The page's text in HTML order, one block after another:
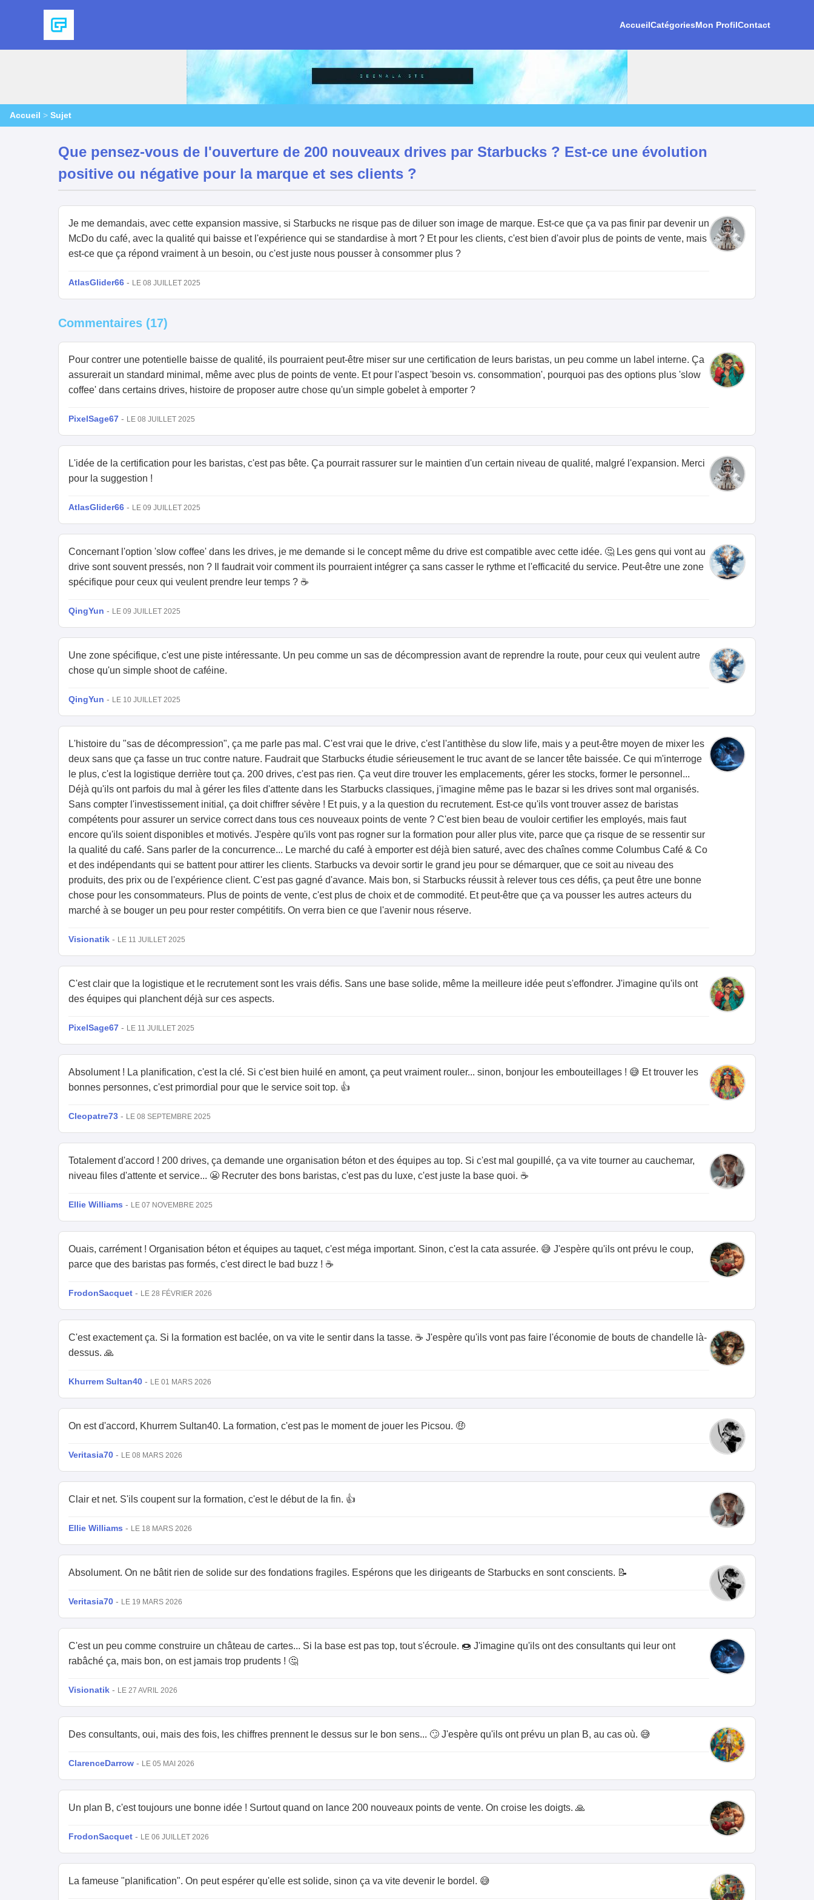
AccueilCatégoriesMon ProfilContact
Accueil > Sujet
Que pensez-vous de l'ouverture de 200 nouveaux drives par Starbucks ? Est-ce une évolution
positive ou négative pour la marque et ses clients ?
Je me demandais, avec cette expansion massive, si Starbucks ne risque pas de diluer son image de marque. Est-ce que ça va pas finir par devenir un
McDo du café, avec la qualité qui baisse et l'expérience qui se standardise à mort ? Et pour les clients, c'est bien d'avoir plus de points de vente, mais
est-ce que ça répond vraiment à un besoin, ou c'est juste nous pousser à consommer plus ?
AtlasGlider66 - LE 08 JUILLET 2025
Commentaires (17)
Pour contrer une potentielle baisse de qualité, ils pourraient peut-être miser sur une certification de leurs baristas, un peu comme un label interne. Ça
assurerait un standard minimal, même avec plus de points de vente. Et pour l'aspect 'besoin vs. consommation', pourquoi pas des options plus 'slow
coffee' dans certains drives, histoire de proposer autre chose qu'un simple gobelet à emporter ?
PixelSage67 - LE 08 JUILLET 2025
L'idée de la certification pour les baristas, c'est pas bête. Ça pourrait rassurer sur le maintien d'un certain niveau de qualité, malgré l'expansion. Merci
pour la suggestion !
AtlasGlider66 - LE 09 JUILLET 2025
Concernant l'option 'slow coffee' dans les drives, je me demande si le concept même du drive est compatible avec cette idée. 🤔 Les gens qui vont au
drive sont souvent pressés, non ? Il faudrait voir comment ils pourraient intégrer ça sans casser le rythme et l'efficacité du service. Peut-être une zone
spécifique pour ceux qui veulent prendre leur temps ? ☕
QingYun - LE 09 JUILLET 2025
Une zone spécifique, c'est une piste intéressante. Un peu comme un sas de décompression avant de reprendre la route, pour ceux qui veulent autre
chose qu'un simple shoot de caféine.
QingYun - LE 10 JUILLET 2025
L'histoire du "sas de décompression", ça me parle pas mal. C'est vrai que le drive, c'est l'antithèse du slow life, mais y a peut-être moyen de mixer les
deux sans que ça fasse un truc contre nature. Faudrait que Starbucks étudie sérieusement le truc avant de se lancer tête baissée. Ce qui m'interroge
le plus, c'est la logistique derrière tout ça. 200 drives, c'est pas rien. Ça veut dire trouver les emplacements, gérer les stocks, former le personnel...
Déjà qu'ils ont parfois du mal à gérer les files d'attente dans les Starbucks classiques, j'imagine même pas le bazar si les drives sont mal organisés.
Sans compter l'investissement initial, ça doit chiffrer sévère ! Et puis, y a la question du recrutement. Est-ce qu'ils vont trouver assez de baristas
compétents pour assurer un service correct dans tous ces nouveaux points de vente ? C'est bien beau de vouloir certifier les employés, mais faut
encore qu'ils soient disponibles et motivés. J'espère qu'ils vont pas rogner sur la formation pour aller plus vite, parce que ça risque de se ressentir sur
la qualité du café. Sans parler de la concurrence... Le marché du café à emporter est déjà bien saturé, avec des chaînes comme Columbus Café & Co
et des indépendants qui se battent pour attirer les clients. Starbucks va devoir sortir le grand jeu pour se démarquer, que ce soit au niveau des
produits, des prix ou de l'expérience client. C'est pas gagné d'avance. Mais bon, si Starbucks réussit à relever tous ces défis, ça peut être une bonne
chose pour les consommateurs. Plus de points de vente, c'est plus de choix et de commodité. Et peut-être que ça va pousser les autres acteurs du
marché à se bouger un peu pour rester compétitifs. On verra bien ce que l'avenir nous réserve.
Visionatik - LE 11 JUILLET 2025
C'est clair que la logistique et le recrutement sont les vrais défis. Sans une base solide, même la meilleure idée peut s'effondrer. J'imagine qu'ils ont
des équipes qui planchent déjà sur ces aspects.
PixelSage67 - LE 11 JUILLET 2025
Absolument ! La planification, c'est la clé. Si c'est bien huilé en amont, ça peut vraiment rouler... sinon, bonjour les embouteillages ! 😅 Et trouver les
bonnes personnes, c'est primordial pour que le service soit top. 👍
Cleopatre73 - LE 08 SEPTEMBRE 2025
Totalement d'accord ! 200 drives, ça demande une organisation béton et des équipes au top. Si c'est mal goupillé, ça va vite tourner au cauchemar,
niveau files d'attente et service... 😬 Recruter des bons baristas, c'est pas du luxe, c'est juste la base quoi. ☕
Ellie Williams - LE 07 NOVEMBRE 2025
Ouais, carrément ! Organisation béton et équipes au taquet, c'est méga important. Sinon, c'est la cata assurée. 😅 J'espère qu'ils ont prévu le coup,
parce que des baristas pas formés, c'est direct le bad buzz ! ☕
FrodonSacquet - LE 28 FÉVRIER 2026
C'est exactement ça. Si la formation est baclée, on va vite le sentir dans la tasse. ☕ J'espère qu'ils vont pas faire l'économie de bouts de chandelle là-
dessus. 🙏
Khurrem Sultan40 - LE 01 MARS 2026
On est d'accord, Khurrem Sultan40. La formation, c'est pas le moment de jouer les Picsou. 🤑
Veritasia70 - LE 08 MARS 2026
Clair et net. S'ils coupent sur la formation, c'est le début de la fin. 👍
Ellie Williams - LE 18 MARS 2026
Absolument. On ne bâtit rien de solide sur des fondations fragiles. Espérons que les dirigeants de Starbucks en sont conscients. 📝
Veritasia70 - LE 19 MARS 2026
C'est un peu comme construire un château de cartes... Si la base est pas top, tout s'écroule. 🍩 J'imagine qu'ils ont des consultants qui leur ont
rabâché ça, mais bon, on est jamais trop prudents ! 🤔
Visionatik - LE 27 AVRIL 2026
Des consultants, oui, mais des fois, les chiffres prennent le dessus sur le bon sens... 🙄 J'espère qu'ils ont prévu un plan B, au cas où. 😅
ClarenceDarrow - LE 05 MAI 2026
Un plan B, c'est toujours une bonne idée ! Surtout quand on lance 200 nouveaux points de vente. On croise les doigts. 🙏
FrodonSacquet - LE 06 JUILLET 2026
La fameuse "planification". On peut espérer qu'elle est solide, sinon ça va vite devenir le bordel. 😅